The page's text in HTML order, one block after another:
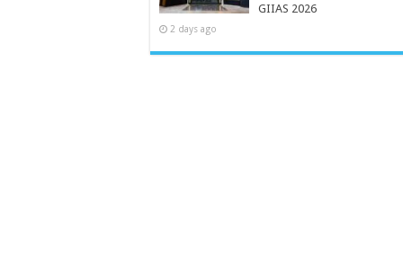
GIIAS 2026
2 days ago